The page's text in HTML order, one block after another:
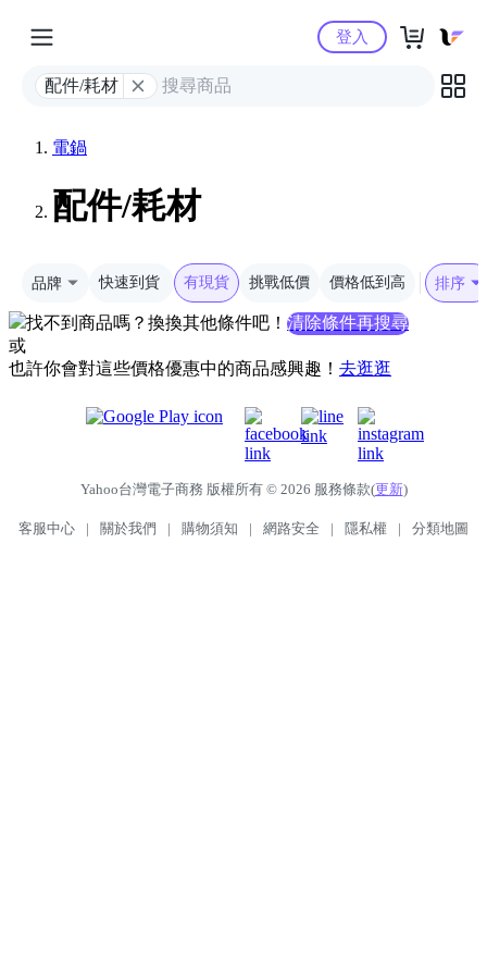
Yahoo購物中心
配件/耗材
登入
電鍋
配件/耗材
品牌 快速到貨 有現貨 挑戰低價 價格低到高 排序
找不到商品嗎？換換其他條件吧！ 清除條件再搜尋
或
也許你會對這些價格優惠中的商品感興趣！ 去逛逛
Yahoo台灣電子商務 版權所有 © 2026 服務條款(更新)
客服中心 | 關於我們 | 購物須知 | 網路安全 | 隱私權 | 分類地圖